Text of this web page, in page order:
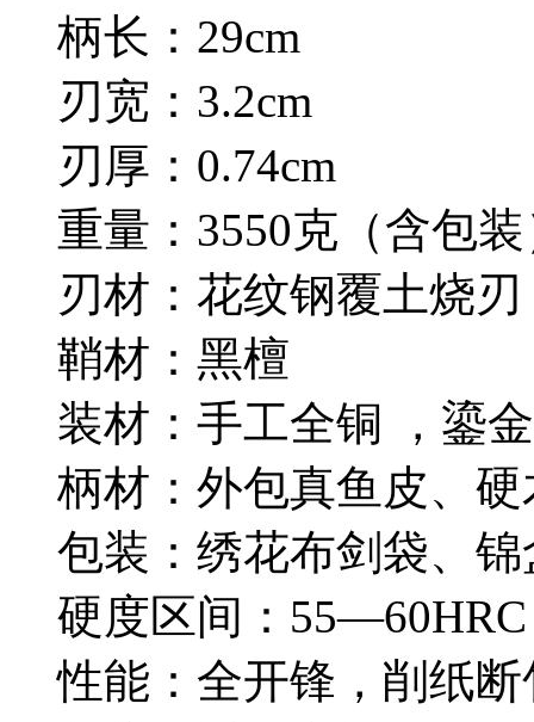
柄长：29cm
刃宽：3.2cm
刃厚：0.74cm
重量：3550克（含包
刃材：花纹钢覆土烧
鞘材：黑檀
装材：手工全铜 ，鎏
柄材：外包真鱼皮、
包装：绣花布剑袋、锦
硬度区间：55—60HRC
性能：全开锋，削纸